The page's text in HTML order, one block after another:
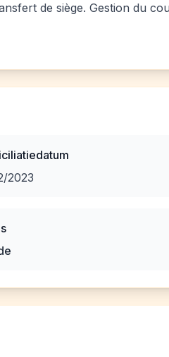
de siège. Gestion du
2023